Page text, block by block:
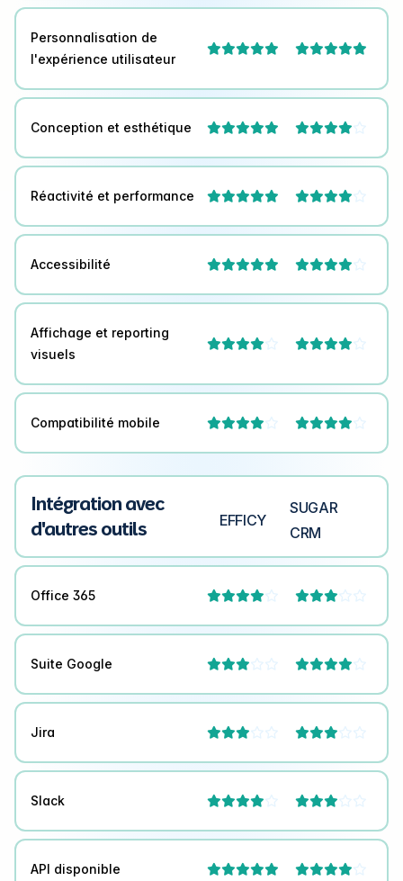
Personnalisation de
l'expérience utilisateur
 
Conception et esthétique  
Réactivité et performance  
Accessibilité  
Affichage et reporting
visuels
 
Compatibilité mobile  
Intégration avec
d'autres outils
EFFICY
SUGAR
CRM
Office 365  
Suite Google  
Jira  
Slack  
API disponible  